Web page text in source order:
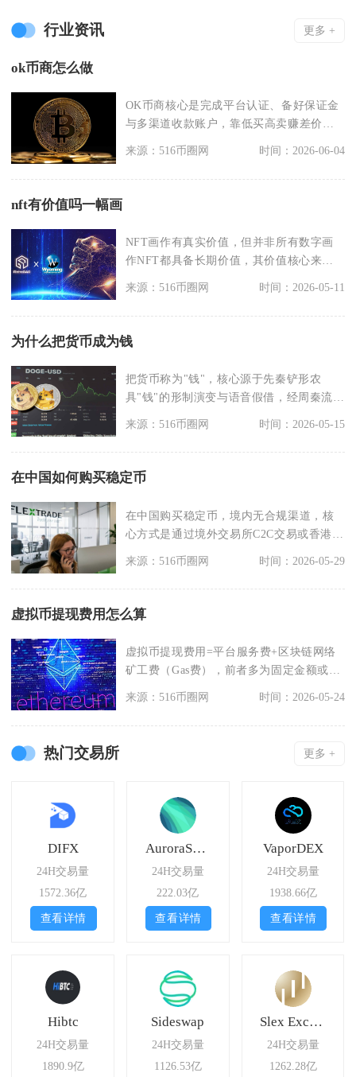
行业资讯 更多 +
ok币商怎么做
OK币商核心是完成平台认证、备好保证金
与多渠道收款账户，靠低买高卖赚差价，
严控资金与交易风
来源：516币圈网 时间：2026-06-04
nft有价值吗一幅画
NFT画作有真实价值，但并非所有数字画
作NFT都具备长期价值，其价值核心来自
来源：516币圈网 时间：2026-05-11
为什么把货币成为钱
把货币称为"钱"，核心源于先秦铲形农
具"钱"的形制演变与语音假借，经周秦流通
来源：516币圈网 时间：2026-05-15
在中国如何购买稳定币
在中国购买稳定币，境内无合规渠道，核
心方式是通过境外交易所C2C交易或香港合
来源：516币圈网 时间：2026-05-29
虚拟币提现费用怎么算
虚拟币提现费用=平台服务费+区块链网络
矿工费（Gas费），前者多为固定金额或小
额比例，后者
来源：516币圈网 时间：2026-05-24
热门交易所 更多 +
DIFX
24H交易量
1572.36亿
查看详情
AuroraSwap
24H交易量
222.03亿
查看详情
VaporDEX
24H交易量
1938.66亿
查看详情
Hibtc
24H交易量
1890.9亿
Sideswap
24H交易量
1126.53亿
Slex Exchange
24H交易量
1262.28亿